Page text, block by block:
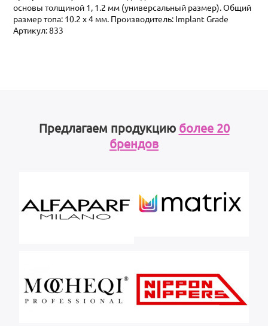
основы толщиной 1, 1.2 мм (универсальный размер). Общий
размер топа: 10.2 х 4 мм. Производитель: Implant Grade
Артикул: 833
Предлагаем продукцию более 20
брендов